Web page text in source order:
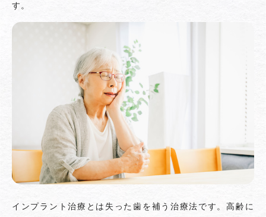
す。
インプラント治療とは失った歯を補う治療法です。高齢に